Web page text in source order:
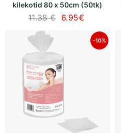
kilekotid 80 x 50cm (50tk)
11.38 € 6.95€
-10%